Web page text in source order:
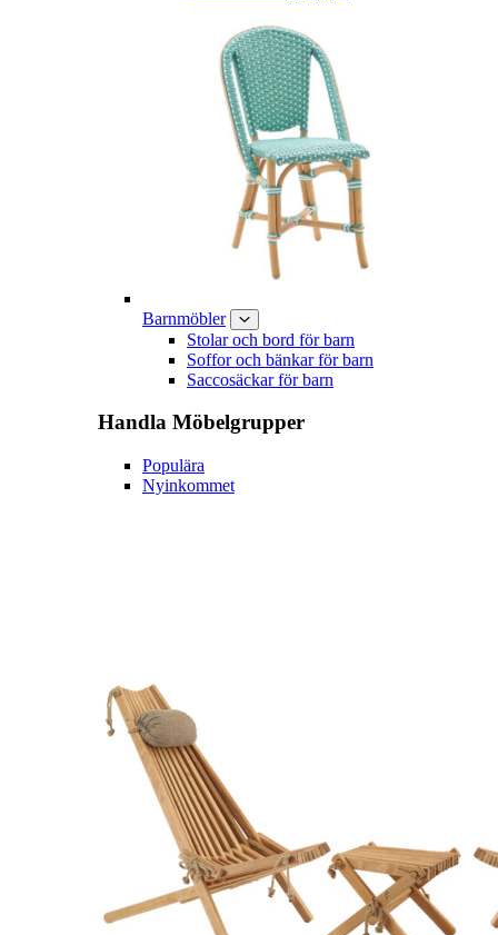
Barnmöbler
Stolar och bord för barn
Soffor och bänkar för barn
Saccosäckar för barn
Handla Möbelgrupper
Populära
Nyinkommet